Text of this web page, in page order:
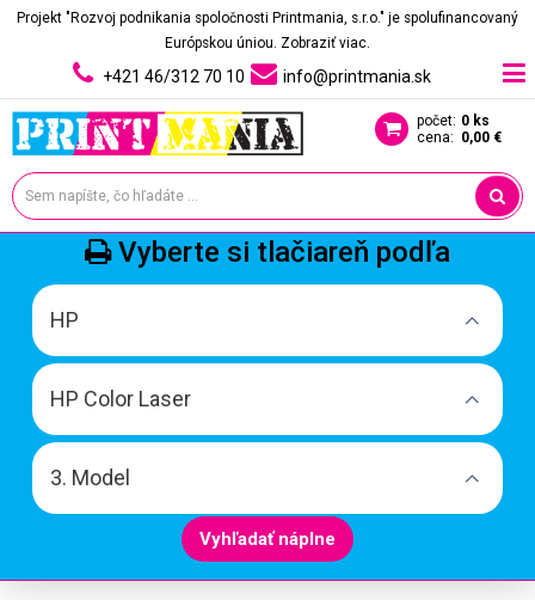
Projekt "Rozvoj podnikania spoločnosti Printmania, s.r.o." je spolufinancovaný
Európskou úniou. Zobraziť viac.
+421 46/312 70 10 info@printmania.sk
počet: 0 ks
cena: 0,00 €
Vyberte si tlačiareň podľa
HP
HP Color Laser
3. Model
Vyhľadať náplne